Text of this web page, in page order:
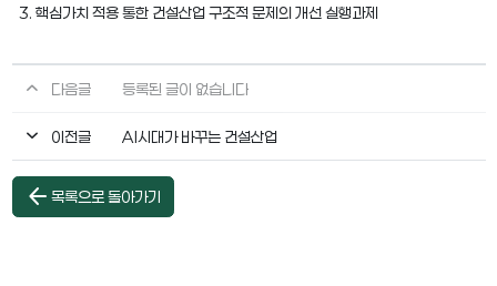
3. 핵심가치 적용 통한 건설산업 구조적 문제의 개선 실행과제
다음글 등록된 글이 없습니다
이전글 AI시대가 바꾸는 건설산업
arrow_back 목록으로 돌아가기